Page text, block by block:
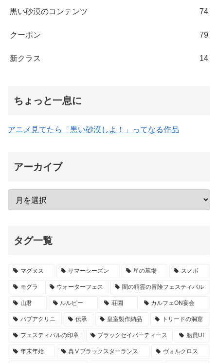
黒い砂漠のコンテンツ 74
クーポン 79
新クラス 14
ちょっと一息に
アニメ見てたら「黒い砂漠しよ！」ってなる作品
アーカイブ
タグ一覧
マグヌス サマーシーズン 星の墓場 スノボ
モグラ ウォーターフェス 闇の精霊の冒険フェスティバル
山君 ルルピー 荘園 カルフェON宴会
パプアクリニ 伝承 皇室製作納品 トリードの洞窟
フェスティバルの印章 ブラックセイバーティース 船員UI
年末年始 真Ⅴブラックスターランス ヴォルクロス